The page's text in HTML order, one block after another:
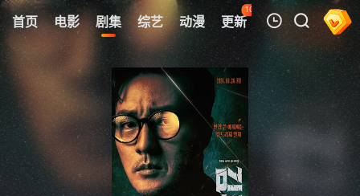
首页 电影 剧集 综艺 动漫 更新
107
热榜 APP
我的观影记录
暂无观看影片的记录